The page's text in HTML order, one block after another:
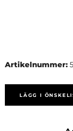
Artikelnummer:
LÄGG I